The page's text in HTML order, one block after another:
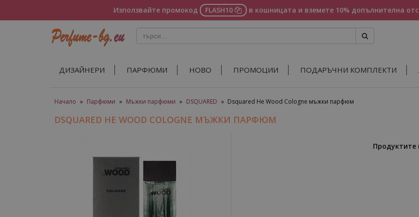
Използвайте промокод FLASH10 в кошницата и вземете 10% допълнителна
ДИЗАЙНЕРИ ПАРФЮМИ НОВО ПРОМОЦИИ ПОДАРЪЧНИ КОМПЛЕКТИ
Начало » Парфюми » Мъжки парфюми » DSQUARED » Dsquared He Wood Cologne мъжки парфюм
DSQUARED HE WOOD COLOGNE МЪЖКИ ПАРФЮМ
Продуктите